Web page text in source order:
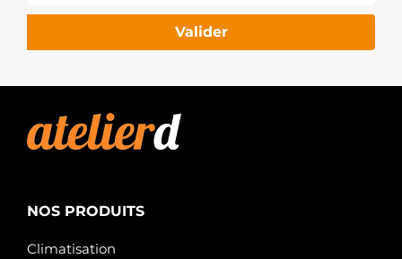
Valider
NOS PRODUITS
Climatisation